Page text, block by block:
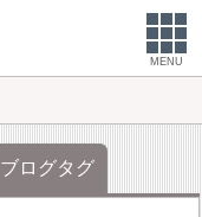
MENU
ブログタグ